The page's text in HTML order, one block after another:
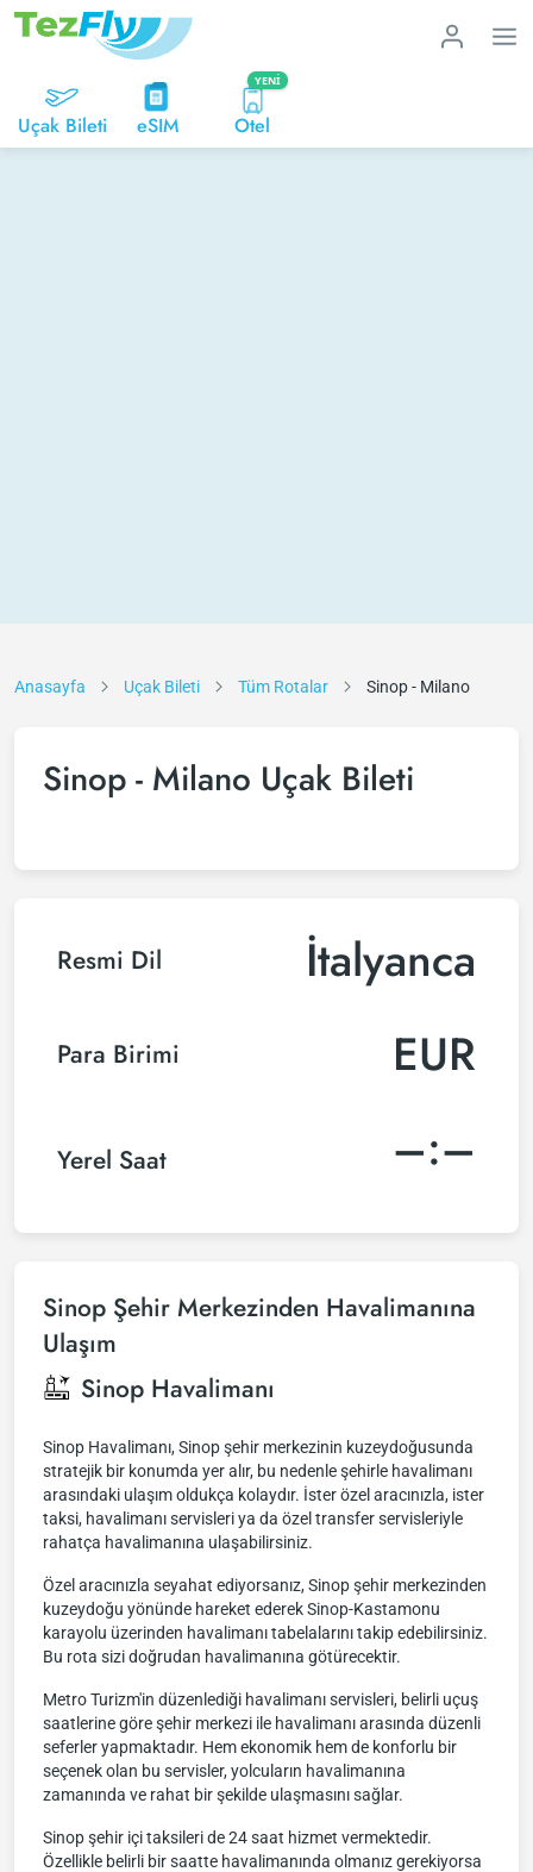
Uçak Bileti eSIM
YENI
Otel
Anasayfa Uçak Bileti Tüm Rotalar Sinop - Milano
Sinop - Milano Uçak Bileti
Resmi Dil İtalyanca
Para Birimi EUR
Yerel Saat –:–
Sinop Şehir Merkezinden Havalimanına
Ulaşım
Sinop Havalimanı
Sinop Havalimanı, Sinop şehir merkezinin kuzeydoğusunda
stratejik bir konumda yer alır, bu nedenle şehirle havalimanı
arasındaki ulaşım oldukça kolaydır. İster özel aracınızla, ister
taksi, havalimanı servisleri ya da özel transfer servisleriyle
rahatça havalimanına ulaşabilirsiniz.
Özel aracınızla seyahat ediyorsanız, Sinop şehir merkezinden
kuzeydoğu yönünde hareket ederek Sinop-Kastamonu
karayolu üzerinden havalimanı tabelalarını takip edebilirsiniz.
Bu rota sizi doğrudan havalimanına götürecektir.
Metro Turizm'in düzenlediği havalimanı servisleri, belirli uçuş
saatlerine göre şehir merkezi ile havalimanı arasında düzenli
seferler yapmaktadır. Hem ekonomik hem de konforlu bir
seçenek olan bu servisler, yolcuların havalimanına
zamanında ve rahat bir şekilde ulaşmasını sağlar.
Sinop şehir içi taksileri de 24 saat hizmet vermektedir.
Özellikle belirli bir saatte havalimanında olmanız gerekiyorsa